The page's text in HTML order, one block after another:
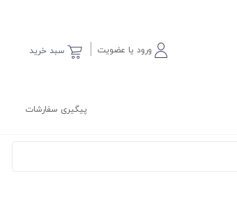
سبد خرید ورود یا عضویت
پیگیری سفارشات